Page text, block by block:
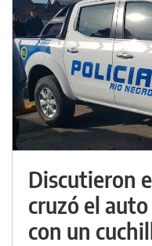
Discutieron
cruzó el
con un